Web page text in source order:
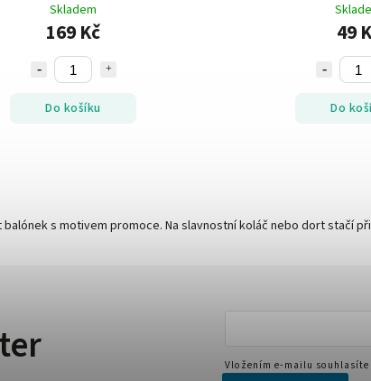
Skladem
169 Kč
Do košíku
49
Do
s motivem promoce. Na slavnostní koláč nebo dort stačí
Vložením e-mailu souhlasíte